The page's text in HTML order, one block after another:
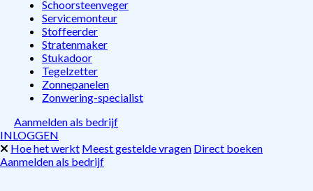
Schoorsteenveger
Servicemonteur
Stoffeerder
Stratenmaker
Stukadoor
Tegelzetter
Zonnepanelen
Zonwering-specialist
Aanmelden als bedrijf
INLOGGEN
Hoe het werkt Meest gestelde vragen Direct boeken
Aanmelden als bedrijf